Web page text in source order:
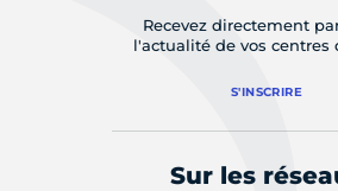
Recevez directement
l'actualité de vos centres
S'INSCRIRE
Sur les